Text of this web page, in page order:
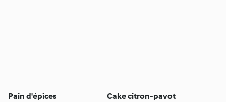
Pain d'épices Cake citron-pavot